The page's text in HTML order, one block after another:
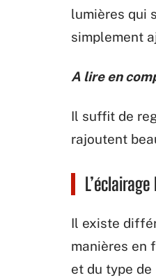
lumières qui
simplement
A lire en
Il suffit de
rajoutent
Il existe
manières en
et du type de